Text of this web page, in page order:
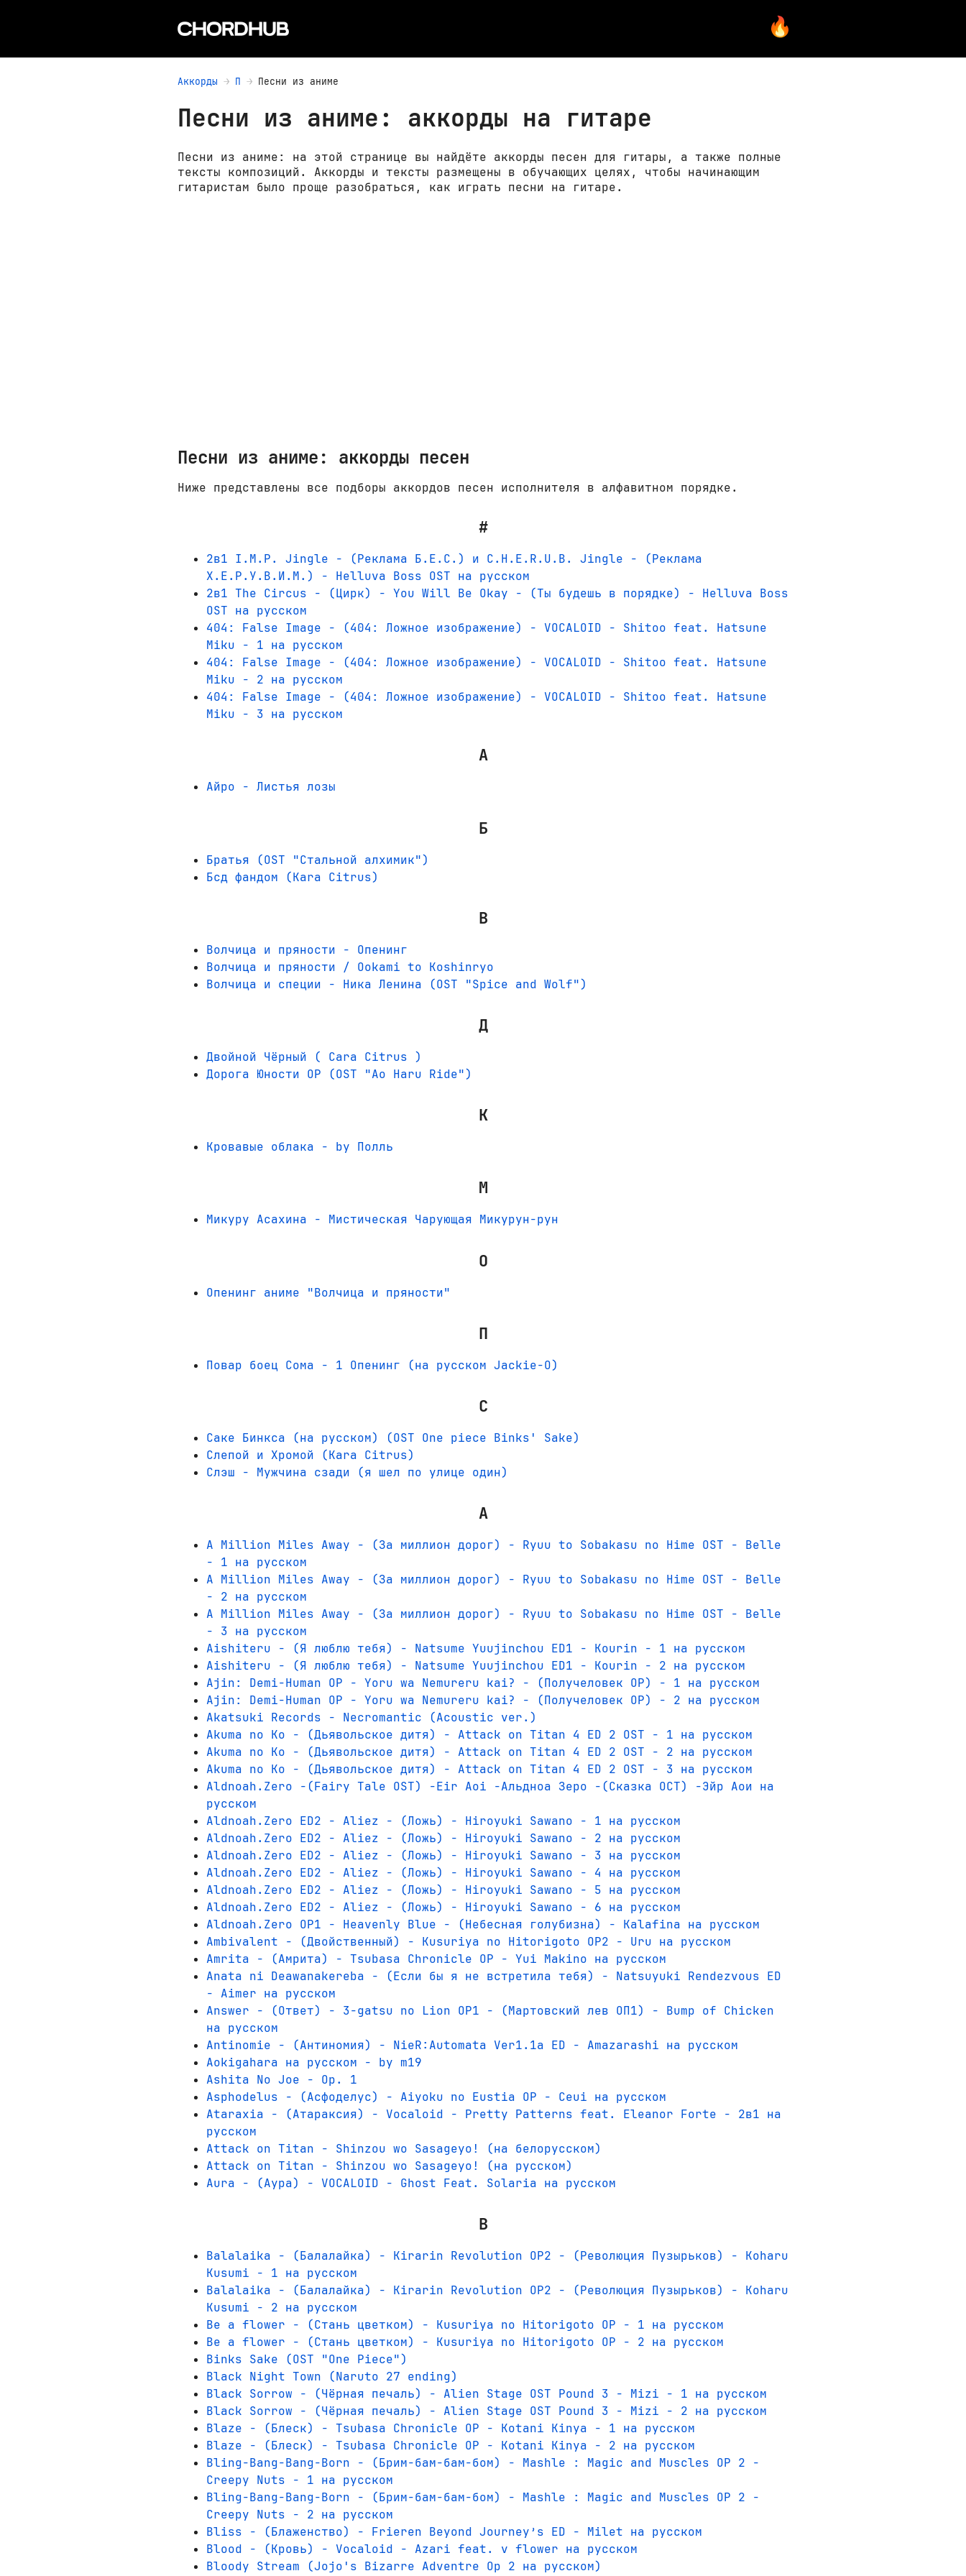
Аккорды П Песни из аниме
Песни из аниме: аккорды на гитаре
Песни из аниме: на этой странице вы найдёте аккорды песен для гитары, а также полные
тексты композиций. Аккорды и тексты размещены в обучающих целях, чтобы начинающим
гитаристам было проще разобраться, как играть песни на гитаре.
Песни из аниме: аккорды песен
Ниже представлены все подборы аккордов песен исполнителя в алфавитном порядке.
#
2в1 I.M.P. Jingle - (Реклама Б.Е.С.) и C.H.E.R.U.B. Jingle - (Реклама
Х.Е.Р.У.В.И.М.) - Helluva Boss OST на русском
2в1 The Circus - (Цирк) - You Will Be Okay - (Ты будешь в порядке) - Helluva Boss
OST на русском
404: False Image - (404: Ложное изображение) - VOCALOID - Shitoo feat. Hatsune
Miku - 1 на русском
404: False Image - (404: Ложное изображение) - VOCALOID - Shitoo feat. Hatsune
Miku - 2 на русском
404: False Image - (404: Ложное изображение) - VOCALOID - Shitoo feat. Hatsune
Miku - 3 на русском
А
Айро - Листья лозы
Б
Братья (OST "Стальной алхимик")
Бсд фандом (Kara Citrus)
В
Волчица и пряности - Опенинг
Волчица и пряности / Ookami to Koshinryo
Волчица и специи - Ника Ленина (OST "Spice and Wolf")
Д
Двойной Чёрный ( Cara Citrus )
Дорога Юности OP (OST "Ao Haru Ride")
К
Кровавые облака - by Полль
М
Микуру Асахина - Мистическая Чарующая Микурун-рун
О
Опенинг аниме "Волчица и пряности"
П
Повар боец Сома - 1 Опенинг (на русском Jackie-O)
С
Саке Бинкса (на русском) (OST One piece Binks' Sake)
Слепой и Хромой (Kara Citrus)
Слэш - Мужчина сзади (я шел по улице один)
A
A Million Miles Away - (За миллион дорог) - Ryuu to Sobakasu no Hime OST - Belle
- 1 на русском
A Million Miles Away - (За миллион дорог) - Ryuu to Sobakasu no Hime OST - Belle
- 2 на русском
A Million Miles Away - (За миллион дорог) - Ryuu to Sobakasu no Hime OST - Belle
- 3 на русском
Aishiteru - (Я люблю тебя) - Natsume Yuujinchou ED1 - Kourin - 1 на русском
Aishiteru - (Я люблю тебя) - Natsume Yuujinchou ED1 - Kourin - 2 на русском
Ajin: Demi-Human OP - Yoru wa Nemureru kai? - (Получеловек OP) - 1 на русском
Ajin: Demi-Human OP - Yoru wa Nemureru kai? - (Получеловек OP) - 2 на русском
Akatsuki Records - Necromantic (Acoustic ver.)
Akuma no Ko - (Дьявольское дитя) - Attack on Titan 4 ED 2 OST - 1 на русском
Akuma no Ko - (Дьявольское дитя) - Attack on Titan 4 ED 2 OST - 2 на русском
Akuma no Ko - (Дьявольское дитя) - Attack on Titan 4 ED 2 OST - 3 на русском
Aldnoah.Zero -(Fairy Tale OST) -Eir Aoi -Альдноа Зеро -(Сказка ОСТ) -Эйр Аои на
русском
Aldnoah.Zero ED2 - Aliez - (Ложь) - Hiroyuki Sawano - 1 на русском
Aldnoah.Zero ED2 - Aliez - (Ложь) - Hiroyuki Sawano - 2 на русском
Aldnoah.Zero ED2 - Aliez - (Ложь) - Hiroyuki Sawano - 3 на русском
Aldnoah.Zero ED2 - Aliez - (Ложь) - Hiroyuki Sawano - 4 на русском
Aldnoah.Zero ED2 - Aliez - (Ложь) - Hiroyuki Sawano - 5 на русском
Aldnoah.Zero ED2 - Aliez - (Ложь) - Hiroyuki Sawano - 6 на русском
Aldnoah.Zero OP1 - Heavenly Blue - (Небесная голубизна) - Kalafina на русском
Ambivalent - (Двойственный) - Kusuriya no Hitorigoto OP2 - Uru на русском
Amrita - (Амрита) - Tsubasa Chronicle OP - Yui Makino на русском
Anata ni Deawanakereba - (Если бы я не встретила тебя) - Natsuyuki Rendezvous ED
- Aimer на русском
Answer - (Ответ) - 3-gatsu no Lion OP1 - (Мартовский лев ОП1) - Bump of Chicken
на русском
Antinomie - (Антиномия) - NieR:Automata Ver1.1a ED - Amazarashi на русском
Aokigahara на русском - by m19
Ashita No Joe - Op. 1
Asphodelus - (Асфоделус) - Aiyoku no Eustia OP - Ceui на русском
Ataraxia - (Атараксия) - Vocaloid - Pretty Patterns feat. Eleanor Forte - 2в1 на
русском
Attack on Titan - Shinzou wo Sasageyo! (на белорусском)
Attack on Titan - Shinzou wo Sasageyo! (на русском)
Aura - (Аура) - VOCALOID - Ghost Feat. Solaria на русском
B
Balalaika - (Балалайка) - Kirarin Revolution OP2 - (Революция Пузырьков) - Koharu
Kusumi - 1 на русском
Balalaika - (Балалайка) - Kirarin Revolution OP2 - (Революция Пузырьков) - Koharu
Kusumi - 2 на русском
Be a flower - (Стань цветком) - Kusuriya no Hitorigoto OP - 1 на русском
Be a flower - (Стань цветком) - Kusuriya no Hitorigoto OP - 2 на русском
Binks Sake (OST "One Piece")
Black Night Town (Naruto 27 ending)
Black Sorrow - (Чёрная печаль) - Alien Stage OST Pound 3 - Mizi - 1 на русском
Black Sorrow - (Чёрная печаль) - Alien Stage OST Pound 3 - Mizi - 2 на русском
Blaze - (Блеск) - Tsubasa Chronicle OP - Kotani Kinya - 1 на русском
Blaze - (Блеск) - Tsubasa Chronicle OP - Kotani Kinya - 2 на русском
Bling-Bang-Bang-Born - (Брим-бам-бам-бом) - Mashle : Magic and Muscles OP 2 -
Creepy Nuts - 1 на русском
Bling-Bang-Bang-Born - (Брим-бам-бам-бом) - Mashle : Magic and Muscles OP 2 -
Creepy Nuts - 2 на русском
Bliss - (Блаженство) - Frieren Beyond Journey’s ED - Milet на русском
Blood - (Кровь) - Vocaloid - Azari feat. v flower на русском
Bloody Stream (Jojo's Bizarre Adventre Op 2 на русском)